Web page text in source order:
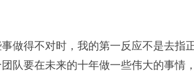
做得不对时，我的第一反应不是去指
队要在未来的十年做一些伟大的事情